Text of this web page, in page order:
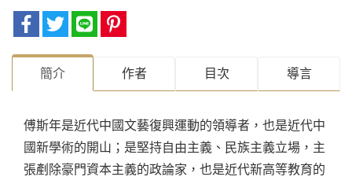
簡介 作者 目次 導言
傅斯年是近代中國文藝復興運動的領導者，也是近代中
國新學術的開山；是堅持自由主義、民族主義立場，主
張剷除豪門資本主義的政論家，也是近代新高等教育的